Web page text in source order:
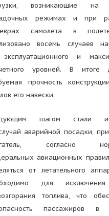
возникающие на
режимах и при
самолета в
восемь случаев
и
уровней. В итоге
прочность
его навески.
шагом стали
аварийной посадки,
согласно
авиационных
от летательного
для
топлива, что
пассажиров в